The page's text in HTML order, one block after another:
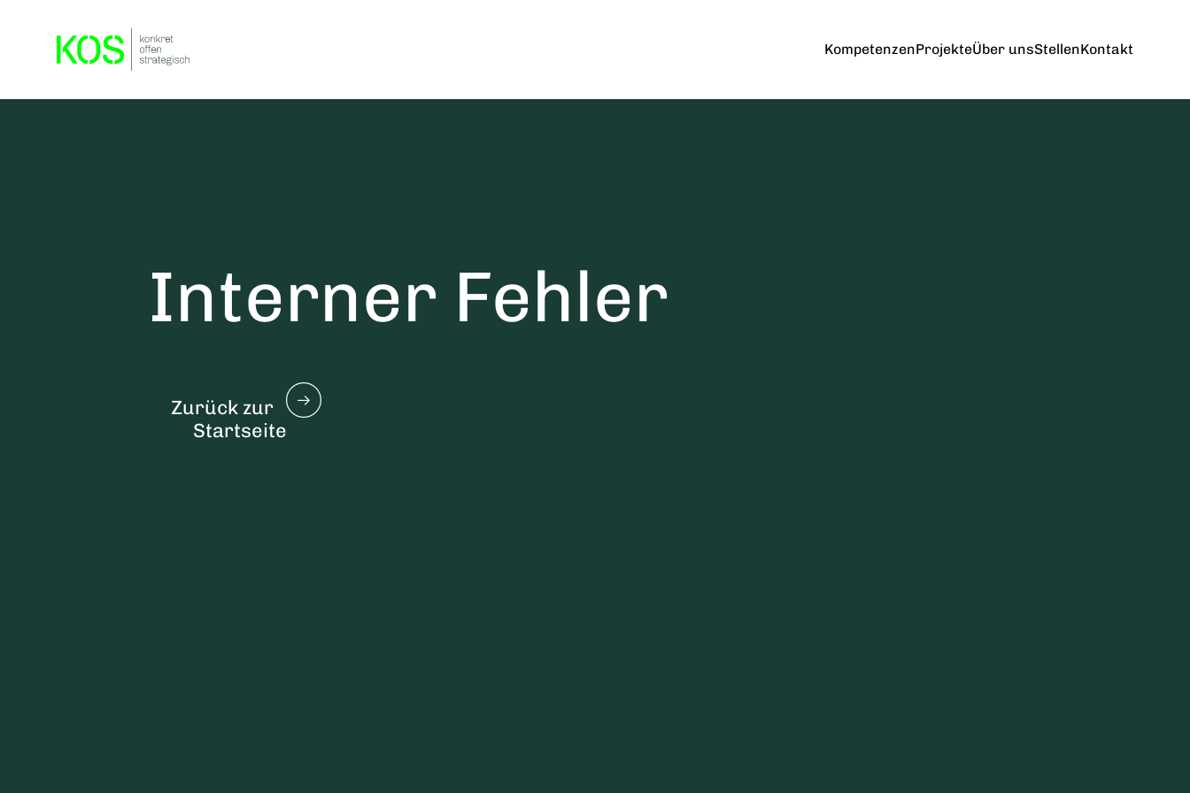
KompetenzenProjekteÜber unsStellenKontakt
Interner Fehler
Zurück zur
Startseite